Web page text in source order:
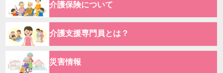
介護保険について
介護支援専門員とは？
災害情報